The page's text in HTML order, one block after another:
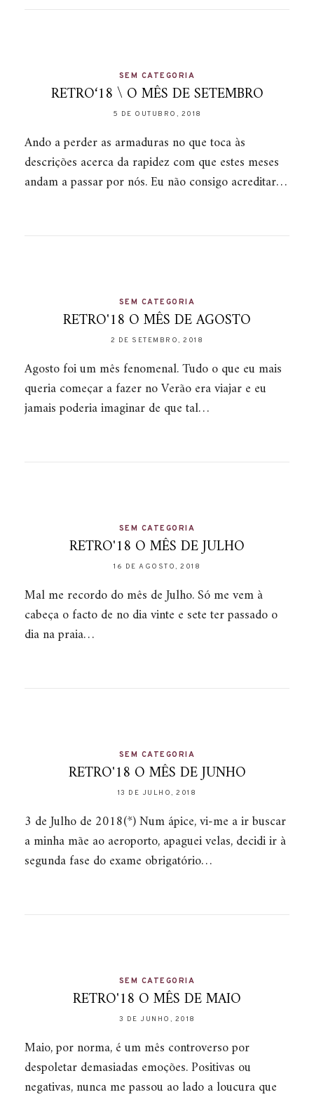
SEM CATEGORIA
RETRO‘18 \ O MÊS DE SETEMBRO
5 DE OUTUBRO, 2018
Ando a perder as armaduras no que toca às
descrições acerca da rapidez com que estes meses
andam a passar por nós. Eu não consigo acreditar…
SEM CATEGORIA
RETRO'18 O MÊS DE AGOSTO
2 DE SETEMBRO, 2018
Agosto foi um mês fenomenal. Tudo o que eu mais
queria começar a fazer no Verão era viajar e eu
jamais poderia imaginar de que tal…
SEM CATEGORIA
RETRO'18 O MÊS DE JULHO
16 DE AGOSTO, 2018
Mal me recordo do mês de Julho. Só me vem à
cabeça o facto de no dia vinte e sete ter passado o
dia na praia…
SEM CATEGORIA
RETRO'18 O MÊS DE JUNHO
13 DE JULHO, 2018
3 de Julho de 2018(*) Num ápice, vi-me a ir buscar
a minha mãe ao aeroporto, apaguei velas, decidi ir à
segunda fase do exame obrigatório…
SEM CATEGORIA
RETRO'18 O MÊS DE MAIO
3 DE JUNHO, 2018
Maio, por norma, é um mês controverso por
despoletar demasiadas emoções. Positivas ou
negativas, nunca me passou ao lado a loucura que